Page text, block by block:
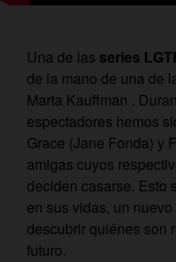
Una de las series
de la mano de una de
Marta Kauffman .
espectadores hemos
Grace (Jane Fonda) y
amigas cuyos
deciden casarse. Esto
en sus vidas, un
descubrir quiénes son
futuro.